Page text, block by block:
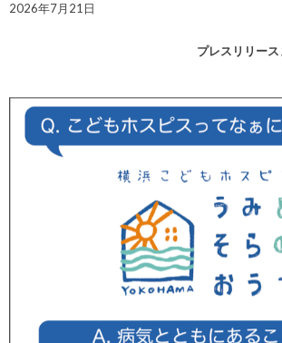
2026年7月21日
プレスリリー